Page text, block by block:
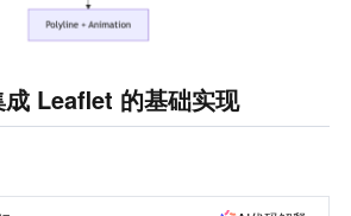
Leaflet 的基础实现